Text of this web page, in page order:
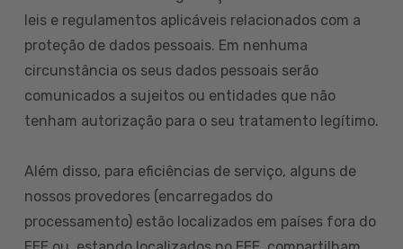
leis e regulamentos aplicáveis relacionados com a
proteção de dados pessoais. Em nenhuma
circunstância os seus dados pessoais serão
comunicados a sujeitos ou entidades que não
tenham autorização para o seu tratamento legítimo.
Além disso, para eficiências de serviço, alguns de
nossos provedores (encarregados do
processamento) estão localizados em países fora do